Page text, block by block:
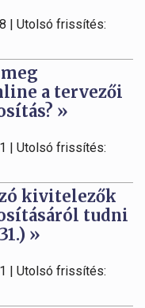
| Utolsó frissítés:
a tervezői
»
| Utolsó frissítés:
kivitelezők
tudni
»
| Utolsó frissítés: